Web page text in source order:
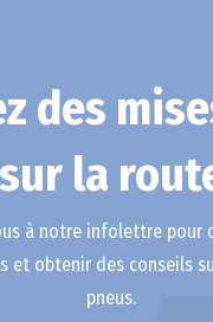
des
sur la
à notre infolettre pour
et obtenir des conseils
pneus.